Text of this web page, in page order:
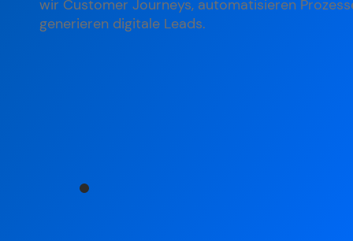
wir Customer Journeys, automatisieren
generieren digitale Leads.